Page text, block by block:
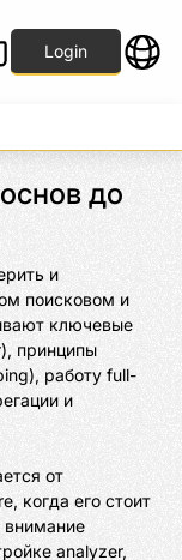
Login
до
и
поисковом и
ключевые
принципы
работу full-
и
от
когда его стоит
внимание
analyzer,